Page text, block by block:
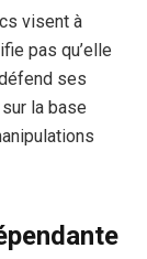
visent à
pas qu’elle
ses
la base